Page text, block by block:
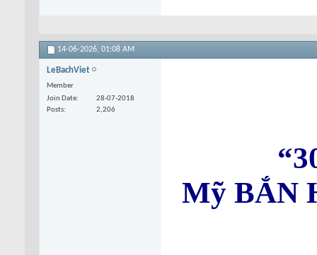
14-06-2026, 01:08 AM
LeBachViet
Member
Join Date
28-07-2018
Posts
2,206
Mỹ BẮN